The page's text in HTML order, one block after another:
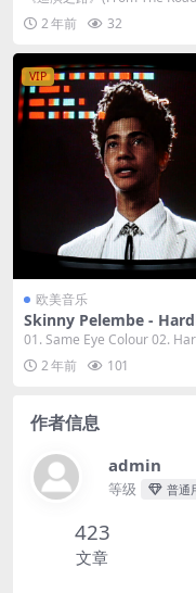
ad, Vol. 1 Covers (2023)
bit/96kHz] [H-Res Flac
1 Covers)由布朗自...
2 年前 32
VIP
欧美音乐
Skinny Pelembe -
he Same Snake 2023
t/48kHz] [Hi-Res Flac
B]
01. Same Eye Colour 02.
he Same ...
2 年前 101
作者信息
admin
等级 普通
423
文章